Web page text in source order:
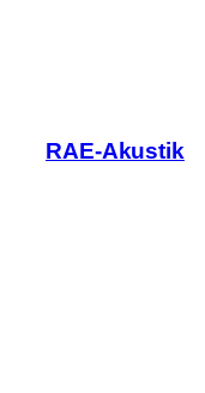
RAE-Akustik